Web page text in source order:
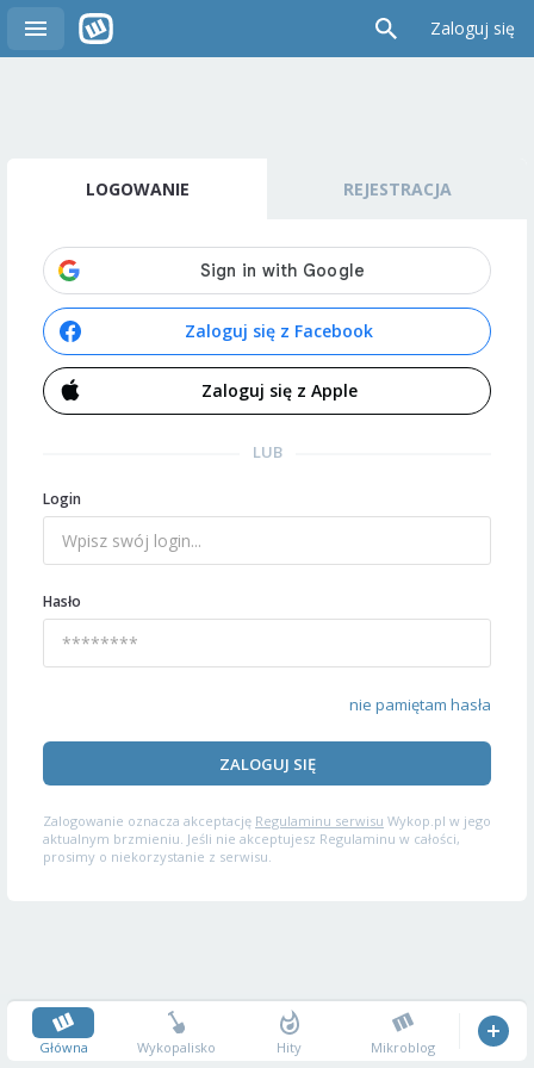
Zaloguj się
LOGOWANIE REJESTRACJA
Zaloguj się z Facebook
Zaloguj się z Apple
LUB
Login
Hasło
nie pamiętam hasła
ZALOGUJ SIĘ
Zalogowanie oznacza akceptację Regulaminu serwisu Wykop.pl w jego
aktualnym brzmieniu. Jeśli nie akceptujesz Regulaminu w całości,
prosimy o niekorzystanie z serwisu.
Główna Wykopalisko Hity Mikroblog